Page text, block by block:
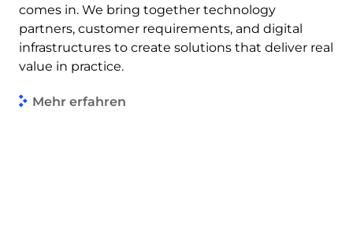
comes in. We bring together technology
partners, customer requirements, and digital
infrastructures to create solutions that deliver real
value in practice.
Mehr erfahren